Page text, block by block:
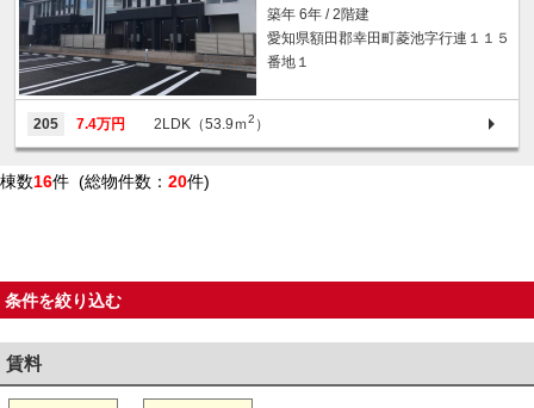
築年 6年 / 2階建
愛知県額田郡幸田町菱池字行連１１５
番地１
205 7.4万円 2LDK（53.9ｍ2 ）
棟数16件 (総物件数： 20件)
条件を絞り込む
賃料